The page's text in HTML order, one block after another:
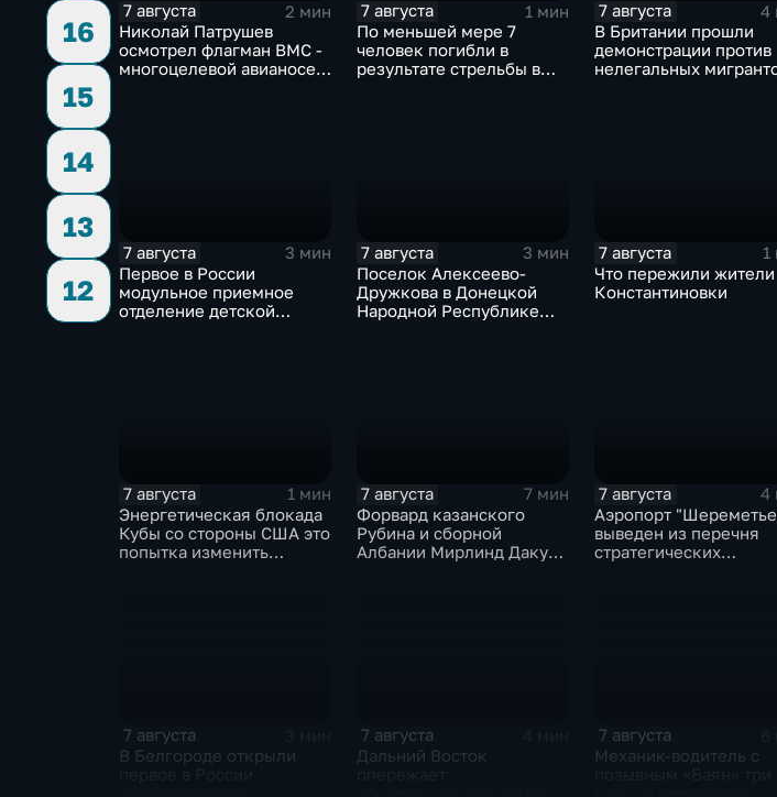
16
15
14
13
12
7 августа
2 мин
Николай Патрушев
осмотрел флагман ВМС -
многоцелевой авианосец
7 августа
1 мин
По меньшей мере 7
человек погибли в
результате стрельбы в
7 августа
4
В Британии прошли
демонстрации против
нелегальных
7 августа
3 мин
Первое в России
модульное приемное
отделение детской
7 августа
3 мин
Поселок Алексеево-
Дружкова в Донецкой
Народной Республике
7 августа
1
Что пережили жители
Константиновки
7 августа
1 мин
Энергетическая блокада
Кубы со стороны США это
попытка изменить
7 августа
7 мин
Форвард казанского
Рубина и сборной
Албании Мирлинд Даку
7 августа
4
Аэропорт
выведен из перечня
стратегических
7 августа
В Белгороде открыли
7 августа
Дальний Восток
7 августа
Механик-водитель с